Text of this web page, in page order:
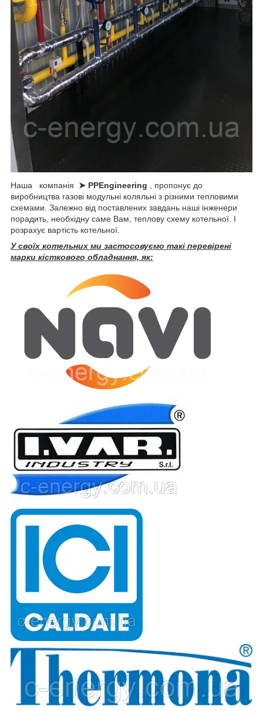
Наша компанія ➤ PPEngineering
, пропонує до
виробництва газові модульні коляльні з різними тепловими
схемами. Залежно від поставлених завдань наші інженери
порадить, необхідну саме Вам, теплову схему котельної. І
розрахує вартість котельної.
У своїх котельних ми застосовуємо такі перевірені
марки кісткового обладнання, як: